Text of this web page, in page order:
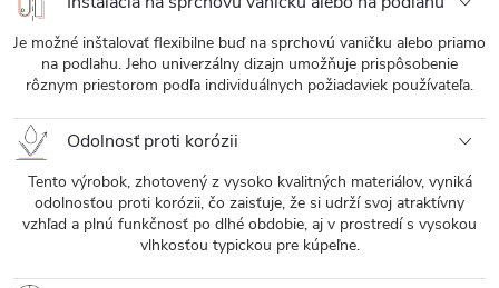
Je možné inštalovať flexibilne buď na sprchovú vaničku alebo priamo
na podlahu. Jeho univerzálny dizajn umožňuje prispôsobenie
rôznym priestorom podľa individuálnych požiadaviek používateľa.
Odolnosť proti korózii
Tento výrobok, zhotovený z vysoko kvalitných materiálov, vyniká
odolnosťou proti korózii, čo zaisťuje, že si udrží svoj atraktívny
vzhľad a plnú funkčnosť po dlhé obdobie, aj v prostredí s vysokou
vlhkosťou typickou pre kúpeľne.